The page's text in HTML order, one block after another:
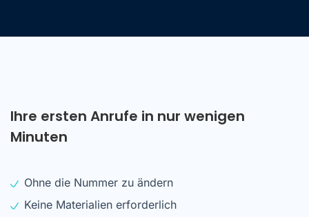
Ihre ersten Anrufe in nur wenigen
Minuten
Ohne die Nummer zu ändern
Keine Materialien erforderlich